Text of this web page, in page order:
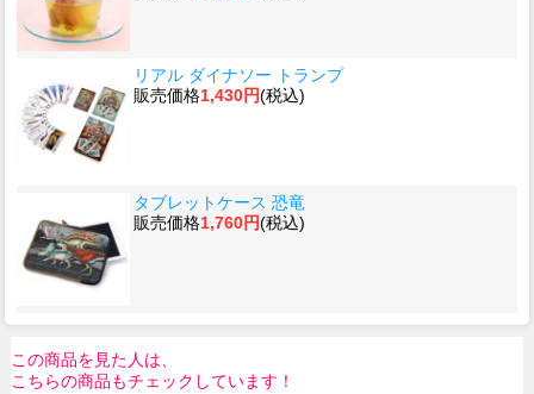
リアル ダイナソー トランプ
販売価格1,430円(税込)
タブレットケース 恐竜
販売価格1,760円(税込)
この商品を見た人は、
こちらの商品もチェックしています！